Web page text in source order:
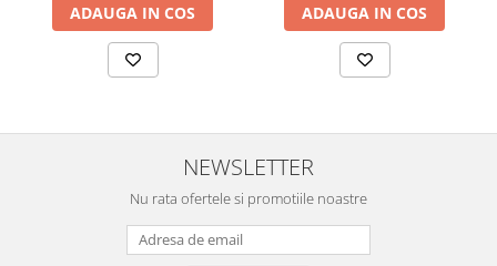
ADAUGA IN COS ADAUGA IN COS
NEWSLETTER
Nu rata ofertele si promotiile noastre